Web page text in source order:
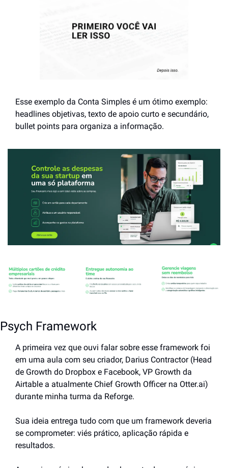
Esse exemplo da Conta Simples é um ótimo exemplo:
headlines objetivas, texto de apoio curto e secundário,
bullet points para organiza a informação.
Psych Framework
A primeira vez que ouvi falar sobre esse framework foi
em uma aula com seu criador, Darius Contractor (Head
de Growth do Dropbox e Facebook, VP Growth da
Airtable a atualmente Chief Growth Officer na Otter.ai)
durante minha turma da Reforge.
Sua ideia entrega tudo com que um framework deveria
se comprometer: viés prático, aplicação rápida e
resultados.